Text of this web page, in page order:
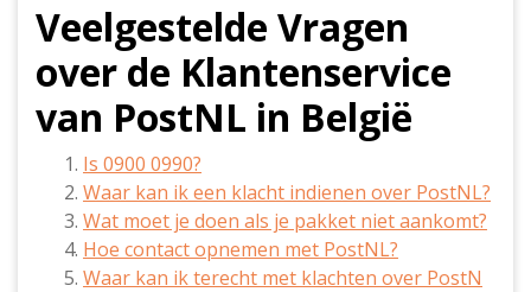
Veelgestelde Vragen
over de Klantenservice
van PostNL in België
Is 0900 0990?
Waar kan ik een klacht indienen over PostNL?
Wat moet je doen als je pakket niet aankomt?
Hoe contact opnemen met PostNL?
Waar kan ik terecht met klachten over PostN